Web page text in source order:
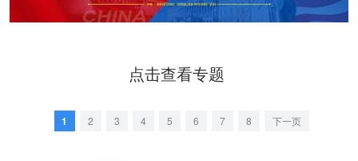
点击查看专题
1 2 3 4 5 6 7 8 下一页